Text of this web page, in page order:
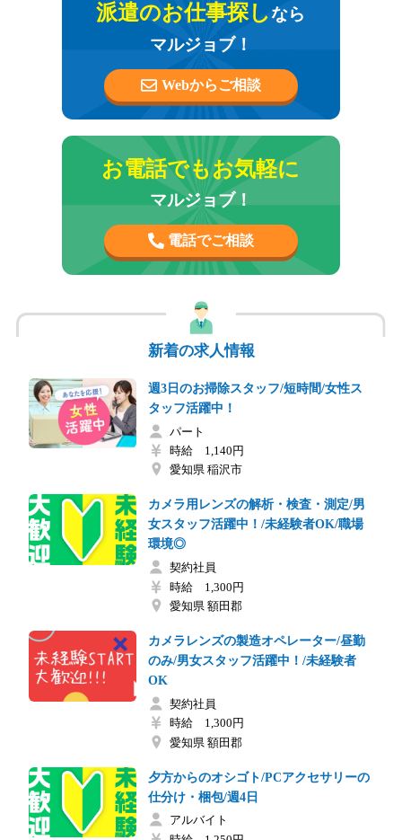
派遣のお仕事探しなら
マルジョブ！
Webからご相談
お電話でもお気軽に
マルジョブ！
電話でご相談
新着の求人情報
週3日のお掃除スタッフ/短時間/女性ス
タッフ活躍中！
パート
時給 1,140円
愛知県 稲沢市
カメラ用レンズの解析・検査・測定/男
女スタッフ活躍中！/未経験者OK/職場
環境◎
契約社員
時給 1,300円
愛知県 額田郡
カメラレンズの製造オペレーター/昼勤
のみ/男女スタッフ活躍中！/未経験者
OK
契約社員
時給 1,300円
愛知県 額田郡
夕方からのオシゴト/PCアクセサリーの
仕分け・梱包/週4日
アルバイト